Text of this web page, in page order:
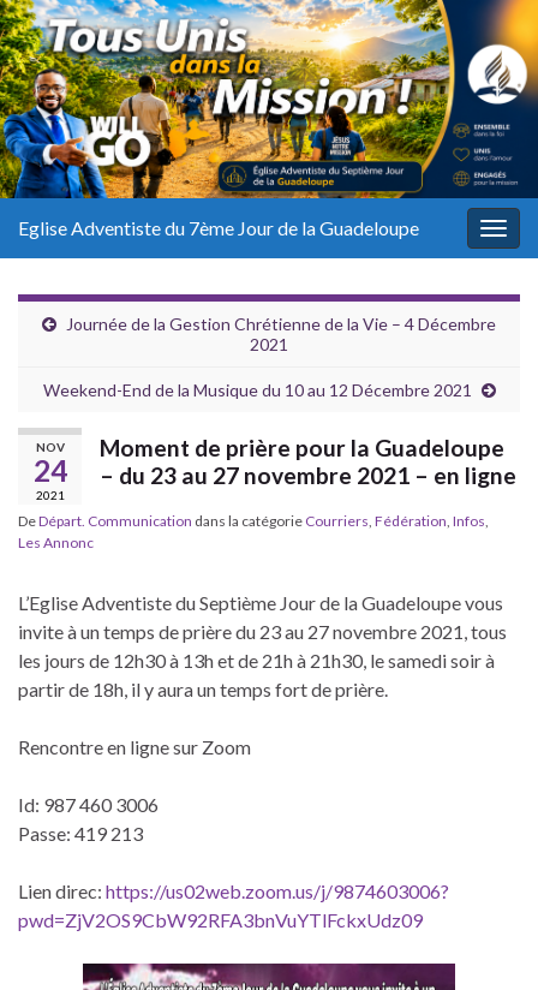
Eglise Adventiste du 7ème Jour de la Guadeloupe
Journée de la Gestion Chrétienne de la Vie – 4 Décembre
2021
Weekend-End de la Musique du 10 au 12 Décembre 2021
NOV
24
2021
Moment de prière pour la Guadeloupe
– du 23 au 27 novembre 2021 – en ligne
DeDépart. Communication dans la catégorie Courriers Fédération Infos
Les Annonc
L’Eglise Adventiste du Septième Jour de la Guadeloupe vous
invite à un temps de prière du 23 au 27 novembre 2021, tous
les jours de 12h30 à 13h et de 21h à 21h30, le samedi soir à
partir de 18h, il y aura un temps fort de prière.
Rencontre en ligne sur Zoom
Id: 987 460 3006
Passe: 419 213
Lien direc: https://us02web.zoom.us/j/9874603006?
pwd=ZjV2OS9CbW92RFA3bnVuYTlFckxUdz09